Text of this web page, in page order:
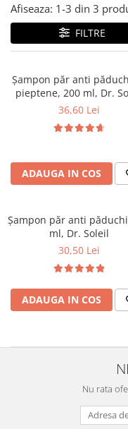
Afiseaza: 1-3 din 3
FILTRE
Șampon păr anti
pieptene, 200 ml, Dr.
36,60 Lei
ADAUGA IN COS
Șampon păr anti
ml, Dr. Soleil
30,50 Lei
ADAUGA IN COS
Nu rata